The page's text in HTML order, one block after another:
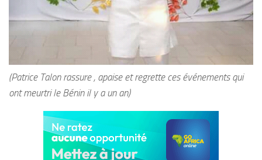
(Patrice Talon rassure , apaise et regrette ces événements qui
ont meurtri le Bénin il y a un an)